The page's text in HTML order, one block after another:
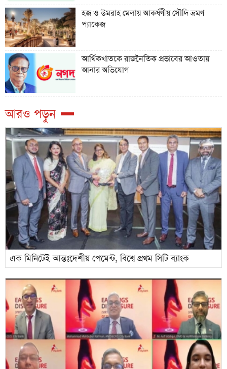
হজ ও উমরাহ মেলায় আকর্ষণীয় সৌদি ভ্রমণ
প্যাকেজ
আর্থিকখাতকে রাজনৈতিক প্রভাবের আওতায়
আনার অভিযোগ
আরও পড়ুন
এক মিনিটেই আন্তঃদেশীয় পেমেন্ট, বিশ্বে প্রথম সিটি ব্যাংক